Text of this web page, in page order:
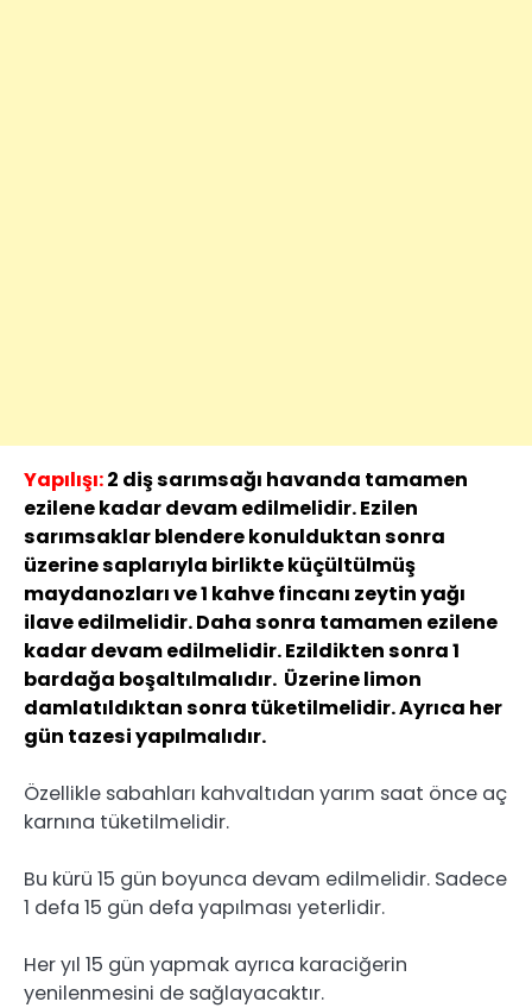
Yapılışı:2 diş sarımsağı havanda tamamen
ezilene kadar devam edilmelidir. Ezilen
sarımsaklar blendere konulduktan sonra
üzerine saplarıyla birlikte küçültülmüş
maydanozları ve 1 kahve fincanı zeytin yağı
ilave edilmelidir. Daha sonra tamamen ezilene
kadar devam edilmelidir. Ezildikten sonra 1
bardağa boşaltılmalıdır. Üzerine limon
damlatıldıktan sonra tüketilmelidir. Ayrıca her
gün tazesi yapılmalıdır.
Özellikle sabahları kahvaltıdan yarım saat önce aç
karnına tüketilmelidir.
Bu kürü 15 gün boyunca devam edilmelidir. Sadece
1 defa 15 gün defa yapılması yeterlidir.
Her yıl 15 gün yapmak ayrıca karaciğerin
yenilenmesini de sağlayacaktır.